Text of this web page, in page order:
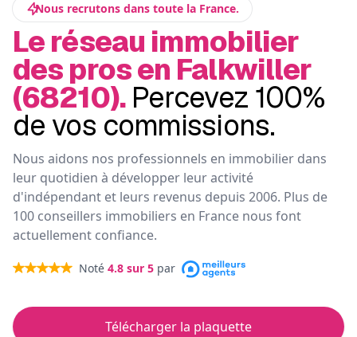
Nous recrutons dans toute la France.
Le réseau immobilier
des pros en Falkwiller
(68210). Percevez 100%
de vos commissions.
Nous aidons nos professionnels en immobilier dans
leur quotidien à développer leur activité
d'indépendant et leurs revenus depuis 2006. Plus de
100 conseillers immobiliers en France nous font
actuellement confiance.
Noté 4.8 sur 5 par
Télécharger la plaquette